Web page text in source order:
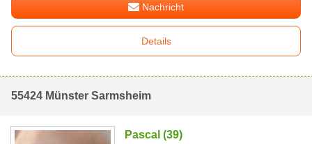
Nachricht
Details
55424 Münster Sarmsheim
Pascal (39)